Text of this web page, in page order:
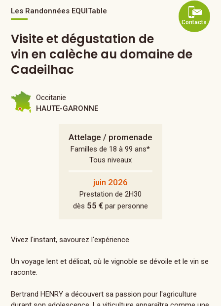
Contacts
Les Randonnées EQUITable
Visite et dégustation de
vin en calèche au domaine de
Cadeilhac
Attelage / promenade
Familles de 18 à 99 ans*
Tous niveaux
juin 2026
Prestation de 2H30
dès 55 €par personne
Occitanie
HAUTE-GARONNE
Vivez l'instant, savourez l'expérience
Un voyage lent et délicat, où le vignoble se dévoile et le vin se
raconte.
Bertrand HENRY a découvert sa passion pour l'agriculture